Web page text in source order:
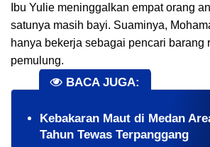
Ibu Yulie meninggalkan empat orang
satunya masih bayi. Suaminya,
hanya bekerja sebagai pencari barang
pemulung.
BACA JUGA:
Kebakaran Maut di Medan
Tahun Tewas Terpanggang